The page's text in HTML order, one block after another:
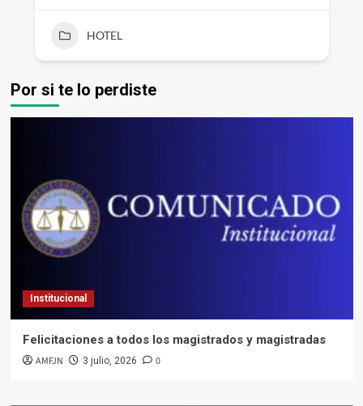
HOTEL
Por si te lo perdiste
Institucional
Felicitaciones a todos los magistrados y magistradas
AMFJN 3 julio, 2026 0